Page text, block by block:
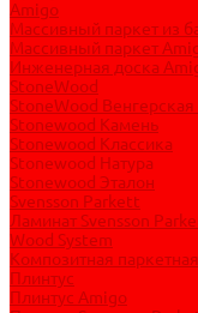
Amigo
Массивный паркет из
Массивный паркет
Инженерная доска
StoneWood
StoneWood Венгерская
Stonewood Камень
Stonewood Классика
Stonewood Натура
Stonewood Эталон
Svensson Parkett
Ламинат Svensson
Wood System
Композитная
Плинтус
Плинтус Amigo